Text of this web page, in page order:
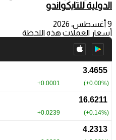
الدولية للتايكواندو
9 أغسطس، 2026
أسعار العملات هذه اللحظة